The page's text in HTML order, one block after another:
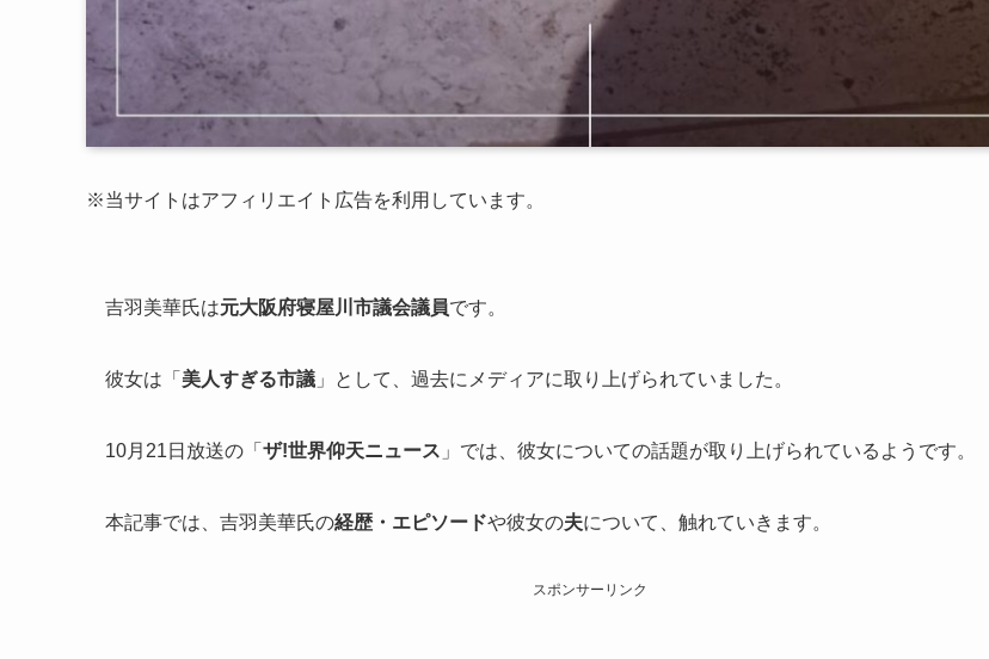
※当サイトはアフィリエイト広告を利用しています。
吉羽美華氏は元大阪府寝屋川市議会議員です。
彼女は「 美人すぎる市議 」として、過去にメディアに取り上げられていました。
10月21日放送の「 ザ!世界仰天ニュース 」では、彼女についての話題が取り上げられているようです。
本記事では、吉羽美華氏の経歴・エピソードや彼女の夫について、触れていきます。
スポンサーリンク